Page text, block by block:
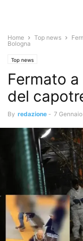
Home Top news
Bologna
Top news
Fermato
del
By redazione - 7